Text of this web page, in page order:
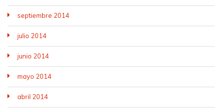
septiembre 2014
julio 2014
junio 2014
mayo 2014
abril 2014